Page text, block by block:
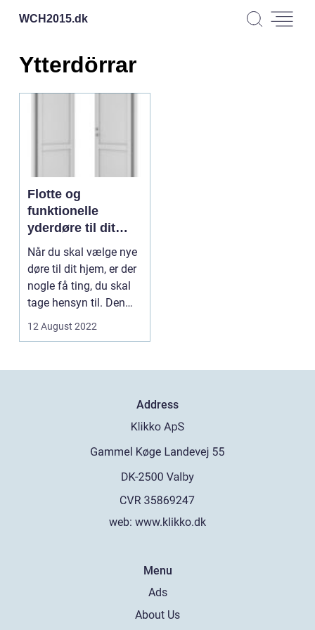
WCH2015.dk
Ytterdörrar
Flotte og
funktionelle
yderdøre til dit
hjem
Når du skal vælge nye
døre til dit hjem, er der
nogle få ting, du skal
tage hensyn til. Den
første t...
12 August 2022
Address
web: www.klikko.dk
Menu
Ads
About Us